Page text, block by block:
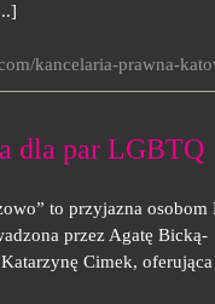
kancelaria-prawna-
dla par LGBTQ
to przyjazna osobom
przez Agatę Bicką-
Cimek,